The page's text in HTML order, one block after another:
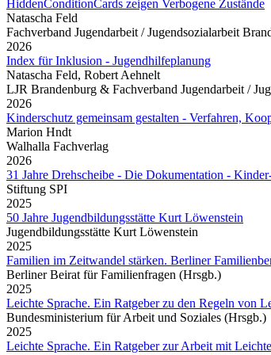
HiddenConditionCards zeigen Verbogene Zustände
Natascha Feld
Fachverband Jugendarbeit / Jugendsozialarbeit
2026
Index für Inklusion - Jugendhilfeplanung
Natascha Feld, Robert Aehnelt
LJR Brandenburg & Fachverband Jugendarbeit /
2026
Kinderschutz gemeinsam gestalten - Verfahren,
Marion Hndt
Walhalla Fachverlag
2026
31 Jahre Drehscheibe - Die Dokumentation -
Stiftung SPI
2025
50 Jahre Jugendbildungsstätte Kurt Löwenstein
Jugendbildungsstätte Kurt Löwenstein
2025
Familien im Zeitwandel stärken. Berliner
Berliner Beirat für Familienfragen (Hrsgb.)
2025
Leichte Sprache. Ein Ratgeber zu den Regeln von
Bundesministerium für Arbeit und Soziales (Hrsgb.)
2025
Leichte Sprache. Ein Ratgeber zur Arbeit mit